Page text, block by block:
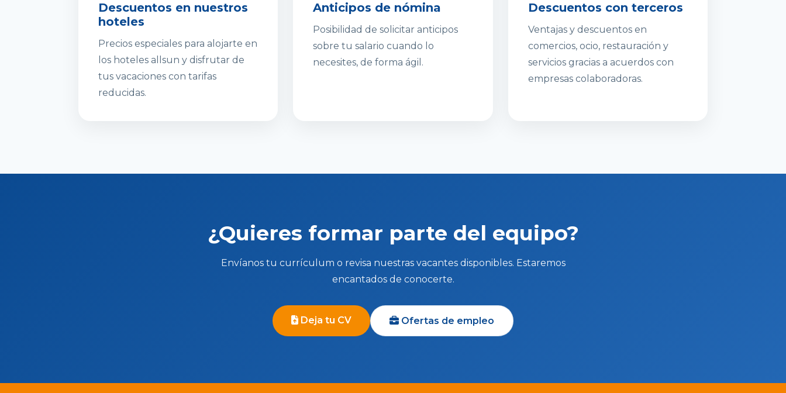
Descuentos en nuestros
hoteles
Precios especiales para alojarte en
los hoteles allsun y disfrutar de
tus vacaciones con tarifas
reducidas.
Anticipos de nómina
Posibilidad de solicitar anticipos
sobre tu salario cuando lo
necesites, de forma ágil.
Descuentos con terceros
Ventajas y descuentos en
comercios, ocio, restauración y
servicios gracias a acuerdos con
empresas colaboradoras.
¿Quieres formar parte del equipo?
Envíanos tu currículum o revisa nuestras vacantes disponibles. Estaremos
encantados de conocerte.
Deja tu CV Ofertas de empleo